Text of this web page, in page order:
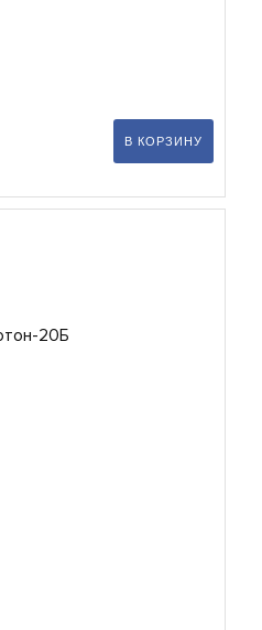
В КОРЗИНУ